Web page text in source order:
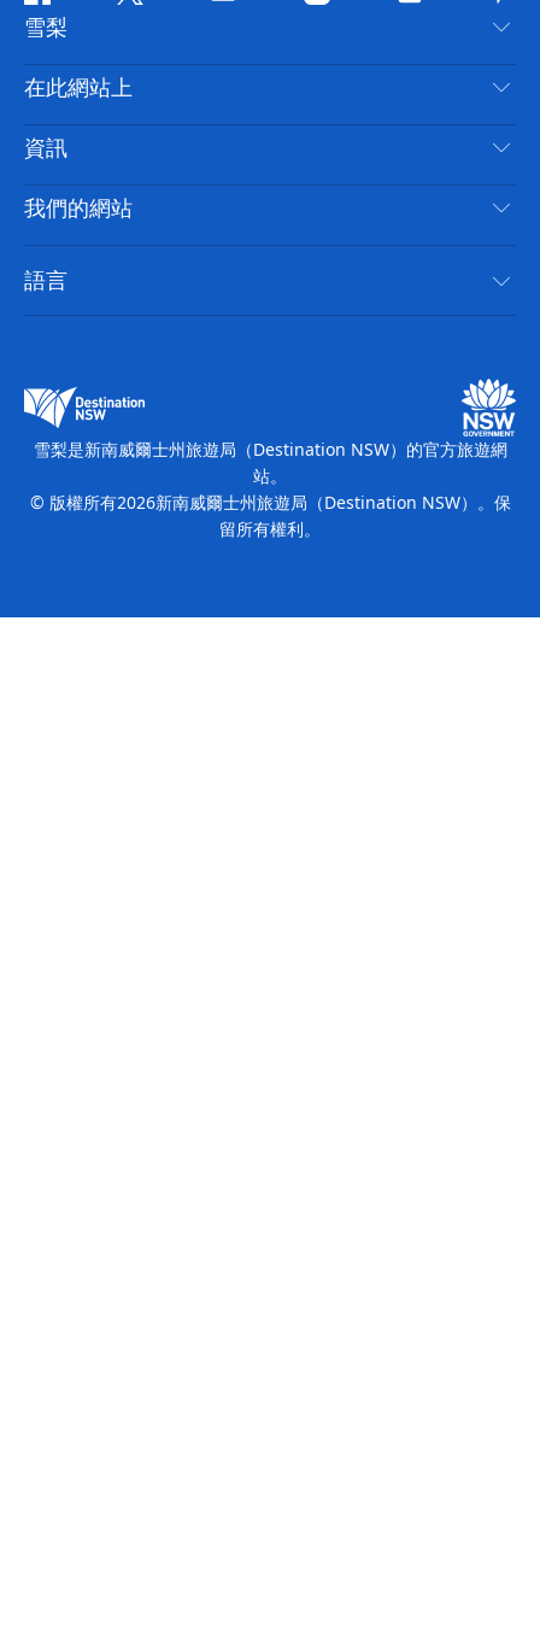
喳
喳
雪梨
聯絡我們
免責聲明
隱私
Cookie 通知
在此網站上
目的地
要做的事情
新南威爾士州公路旅行
活動
住宿
資訊
旅行資訊
無障礙雪梨
列出您的業務
我們的網站
新南威爾士州旅遊局（Destination NSW）媒體中心
繽紛雪梨燈光音樂節
語言
雪梨是新南威爾士州旅遊局（Destination NSW）的官方旅遊網
站。
© 版權所有2026新南威爾士州旅遊局（Destination NSW）。保
留所有權利。